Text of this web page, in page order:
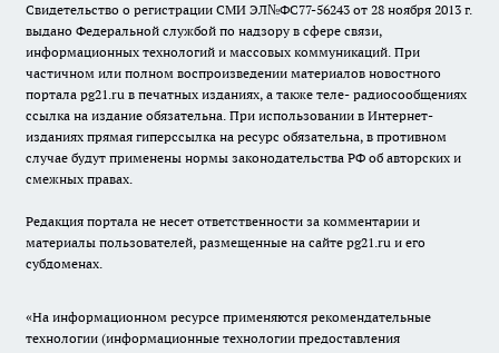
Свидетельство о регистрации СМИ ЭЛ№ФС77-56243 от 28 ноября 2013 г.
выдано Федеральной службой по надзору в сфере связи,
информационных технологий и массовых коммуникаций. При
частичном или полном воспроизведении материалов новостного
портала pg21.ru в печатных изданиях, а также теле- радиосообщениях
ссылка на издание обязательна. При использовании в Интернет-
изданиях прямая гиперссылка на ресурс обязательна, в противном
случае будут применены нормы законодательства РФ об авторских и
смежных правах.
Редакция портала не несет ответственности за комментарии и
материалы пользователей, размещенные на сайте pg21.ru и его
субдоменах.
«На информационном ресурсе применяются рекомендательные
технологии (информационные технологии предоставления